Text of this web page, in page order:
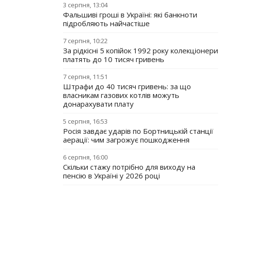
3 серпня, 13:04
Фальшиві гроші в Україні: які банкноти
підробляють найчастіше
7 серпня, 10:22
За рідкісні 5 копійок 1992 року колекціонери
платять до 10 тисяч гривень
7 серпня, 11:51
Штрафи до 40 тисяч гривень: за що
власникам газових котлів можуть
донарахувати плату
5 серпня, 16:53
Росія завдає ударів по Бортницькій станції
аерації: чим загрожує пошкодження
6 серпня, 16:00
Скільки стажу потрібно для виходу на
пенсію в Україні у 2026 році